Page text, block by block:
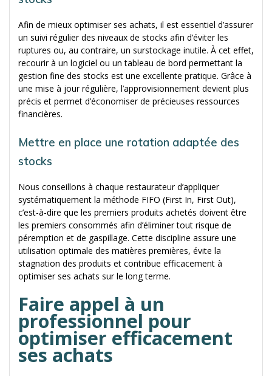
Afin de mieux optimiser ses achats, il est essentiel d’assurer
un suivi régulier des niveaux de stocks afin d’éviter les
ruptures ou, au contraire, un surstockage inutile. À cet effet,
recourir à un logiciel ou un tableau de bord permettant la
gestion fine des stocks est une excellente pratique. Grâce à
une mise à jour régulière, l’approvisionnement devient plus
précis et permet d’économiser de précieuses ressources
financières.
Mettre en place une rotation adaptée des
stocks
Nous conseillons à chaque restaurateur d’appliquer
systématiquement la méthode FIFO (First In, First Out),
c’est-à-dire que les premiers produits achetés doivent être
les premiers consommés afin d’éliminer tout risque de
péremption et de gaspillage. Cette discipline assure une
utilisation optimale des matières premières, évite la
stagnation des produits et contribue efficacement à
optimiser ses achats sur le long terme.
Faire appel à un
professionnel pour
optimiser efficacement
ses achats